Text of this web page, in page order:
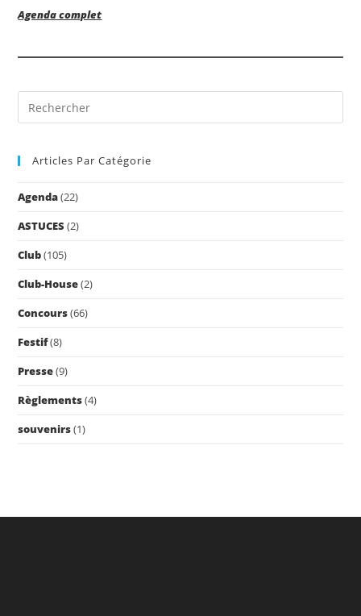
Agenda complet
Articles Par Catégorie
Agenda(22)
ASTUCES (2)
Club(105)
Club-House(2)
Concours(66)
Festif(8)
Presse(9)
Règlements(4)
souvenirs(1)